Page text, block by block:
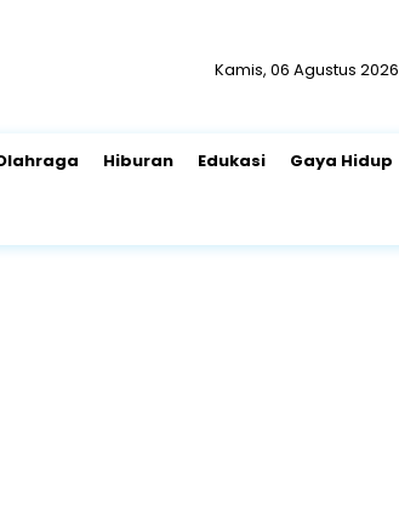
Kamis, 06 Agustus 2026
Hiburan Edukasi Gaya Hidup